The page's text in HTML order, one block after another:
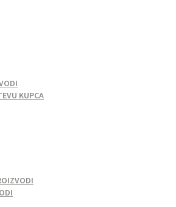
KUPCA